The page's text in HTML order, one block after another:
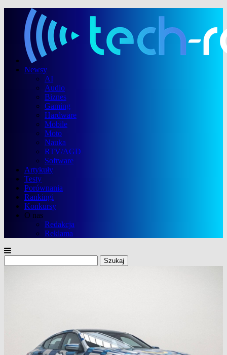
Newsy
AI
Audio
Biznes
Gaming
Hardware
Mobile
Moto
Nauka
RTV/AGD
Software
Artykuły
Testy
Porównania
Rankingi
Konkursy
O nas
Redakcja
Reklama